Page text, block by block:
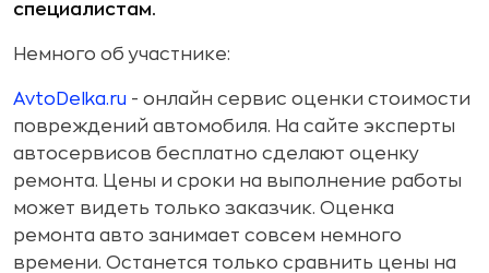
специалистам.
Немного об участнике:
AvtoDelka.ru - онлайн сервис оценки стоимости
повреждений автомобиля. На сайте эксперты
автосервисов бесплатно сделают оценку
ремонта. Цены и сроки на выполнение работы
может видеть только заказчик. Оценка
ремонта авто занимает совсем немного
времени. Останется только сравнить цены на